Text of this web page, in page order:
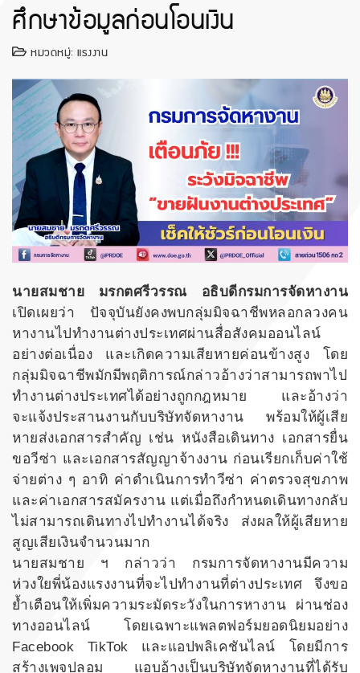
ศึกษาข้อมูลก่อนโอนเงิน
หมวดหมู่: แรงงาน
นายสมชาย มรกตศรีวรรณ อธิบดีกรมการจัดหางาน
เปิดเผยว่า ปัจจุบันยังคงพบกลุ่มมิจฉาชีพหลอกลวงคน
หางานไปทำงานต่างประเทศผ่านสื่อสังคมออนไลน์
อย่างต่อเนื่อง และเกิดความเสียหายค่อนข้างสูง โดย
กลุ่มมิจฉาชีพมักมีพฤติการณ์กล่าวอ้างว่าสามารถพาไป
ทำงานต่างประเทศได้อย่างถูกกฎหมาย และอ้างว่า
จะแจ้งประสานงานกับบริษัทจัดหางาน พร้อมให้ผู้เสีย
หายส่งเอกสารสำคัญ เช่น หนังสือเดินทาง เอกสารยื่น
ขอวีซ่า และเอกสารสัญญาจ้างงาน ก่อนเรียกเก็บค่าใช้
จ่ายต่าง ๆ อาทิ ค่าดำเนินการทำวีซ่า ค่าตรวจสุขภาพ
และค่าเอกสารสมัครงาน แต่เมื่อถึงกำหนดเดินทางกลับ
ไม่สามารถเดินทางไปทำงานได้จริง ส่งผลให้ผู้เสียหาย
สูญเสียเงินจำนวนมาก
นายสมชาย ฯ กล่าวว่า กรมการจัดหางานมีความ
ห่วงใยพี่น้องแรงงานที่จะไปทำงานที่ต่างประเทศ จึงขอ
ย้ำเตือนให้เพิ่มความระมัดระวังในการหางาน ผ่านช่อง
ทางออนไลน์ โดยเฉพาะแพลตฟอร์มยอดนิยมอย่าง
Facebook TikTok และแอปพลิเคชันไลน์ โดยมีการ
สร้างเพจปลอม แอบอ้างเป็นบริษัทจัดหางานที่ได้รับ